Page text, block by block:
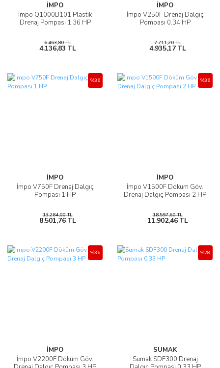
İMPO
İmpo Q1000B101 Plastik
Drenaj Pompası 1.36 HP
6.463,80 TL
4.136,83 TL
İMPO
İmpo V250F Drenaj Dalgıç
Pompası 0.34 HP
7.711,20 TL
4.935,17 TL
İMPO
İmpo V750F Drenaj Dalgıç
Pompası 1 HP
%36
13.284,00 TL
8.501,76 TL
İMPO
İmpo V1500F Döküm Göv.
Drenaj Dalgıç Pompası 2 HP
%36
18.597,60 TL
11.902,46 TL
İMPO
İmpo V2200F Döküm Göv.
%36
SUMAK
Sumak SDF300 Drenaj
%28